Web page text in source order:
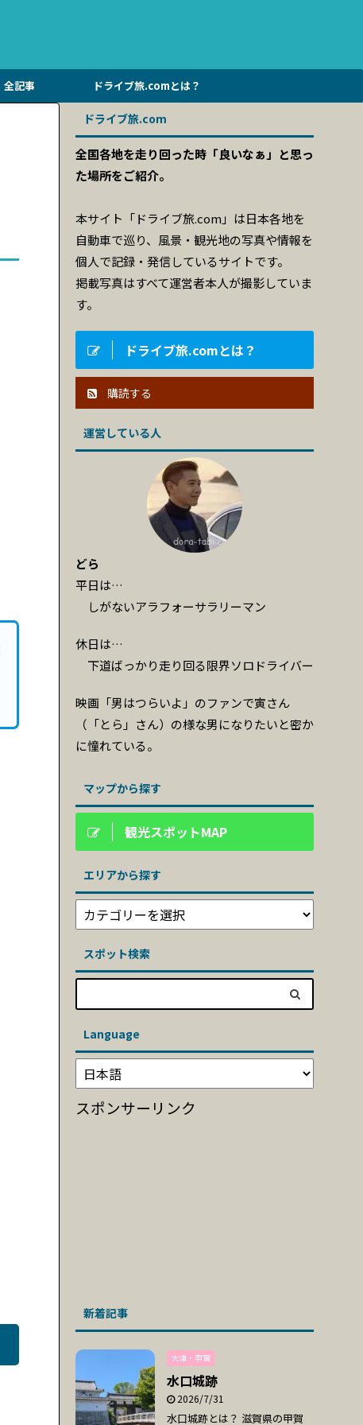
全記事 ドライブ旅.comとは？
ドライブ旅.com
全国各地を走り回った時「良いなぁ」と思っ
た場所をご紹介。
本サイト「ドライブ旅.com」は日本各地を
自動車で巡り、風景・観光地の写真や情報を
個人で記録・発信しているサイトです。
掲載写真はすべて運営者本人が撮影していま
す。
ドライブ旅.comとは？
購読する
運営している人
どら
平日は…
しがないアラフォーサラリーマン
休日は…
下道ばっかり走り回る限界ソロドライバー
映画「男はつらいよ」のファンで寅さん
（「とら」さん）の様な男になりたいと密か
に憧れている。
マップから探す
観光スポットMAP
エリアから探す
スポット検索
Language
スポンサーリンク
新着記事
大津・甲賀
水口城跡
2026/7/31
水口城跡とは？ 滋賀県の甲賀